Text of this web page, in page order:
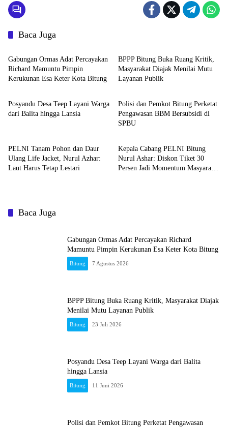
Baca Juga
Bitung
Gabungan Ormas Adat Percayakan
Richard Mamuntu Pimpin
Kerukunan Esa Keter Kota Bitung
BPPP Bitung Buka Ruang Kritik,
Masyarakat Diajak Menilai Mutu
Layanan Publik
Bitung
Posyandu Desa Teep Layani Warga
dari Balita hingga Lansia
Bitung
Polisi dan Pemkot Bitung Perketat
Pengawasan BBM Bersubsidi di
SPBU
PELNI Tanam Pohon dan Daur
Ulang Life Jacket, Nurul Azhar:
Laut Harus Tetap Lestari
Bitung
Kepala Cabang PELNI Bitung
Nurul Ashar: Diskon Tiket 30
Persen Jadi Momentum Masyarakat
Baca Juga
Gabungan Ormas Adat Percayakan Richard
Mamuntu Pimpin Kerukunan Esa Keter Kota Bitung
Bitung 7 Agustus 2026
BPPP Bitung Buka Ruang Kritik, Masyarakat Diajak
Menilai Mutu Layanan Publik
Bitung 23 Juli 2026
Posyandu Desa Teep Layani Warga dari Balita
hingga Lansia
Bitung 11 Juni 2026
Polisi dan Pemkot Bitung Perketat Pengawasan